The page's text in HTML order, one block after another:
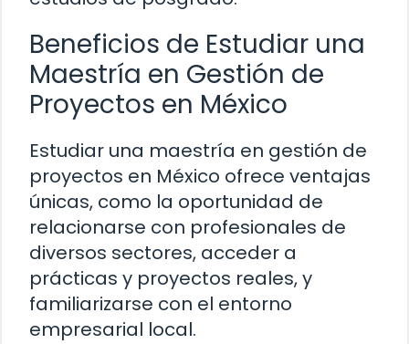
Beneficios de Estudiar una
Maestría en Gestión de
Proyectos en México
Estudiar una maestría en gestión de
proyectos en México ofrece ventajas
únicas, como la oportunidad de
relacionarse con profesionales de
diversos sectores, acceder a
prácticas y proyectos reales, y
familiarizarse con el entorno
empresarial local.